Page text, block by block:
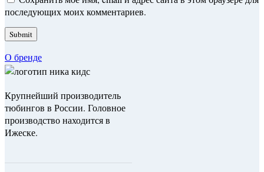
последующих моих комментариев.
О бренде
Крупнейший производитель
тюбингов в России. Головное
производство находится в
Ижеске.